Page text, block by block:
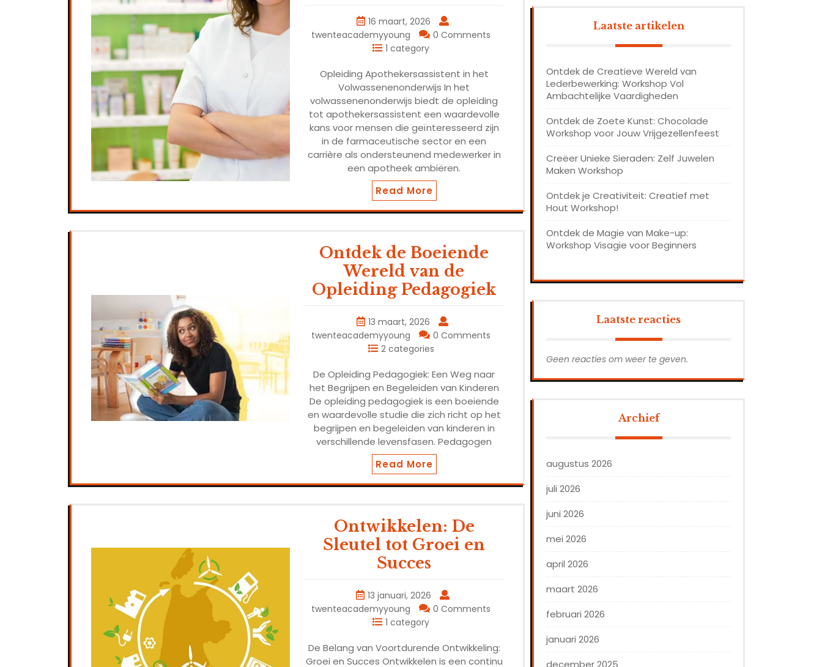
16 maart, 2026
twenteacademyyoung
0 Comments
1 category
Opleiding Apothekersassistent in het
Volwassenenonderwijs In het
volwassenenonderwijs biedt de opleiding
tot apothekersassistent een waardevolle
kans voor mensen die geïnteresseerd zijn
in de farmaceutische sector en een
carrière als ondersteunend medewerker in
een apotheek ambiëren.
Read More
Ontdek de Boeiende
Wereld van de
Opleiding Pedagogiek
13 maart, 2026
twenteacademyyoung
0 Comments
2 categories
De Opleiding Pedagogiek: Een Weg naar
het Begrijpen en Begeleiden van Kinderen
De opleiding pedagogiek is een boeiende
en waardevolle studie die zich richt op het
begrijpen en begeleiden van kinderen in
verschillende levensfasen. Pedagogen
Read More
Ontwikkelen: De
Sleutel tot Groei en
Succes
13 januari, 2026
twenteacademyyoung
0 Comments
1 category
De Belang van Voortdurende Ontwikkeling:
Groei en Succes Ontwikkelen is een continu
Laatste artikelen
Ontdek de Creatieve Wereld van
Lederbewerking: Workshop Vol
Ambachtelijke Vaardigheden
Ontdek de Zoete Kunst: Chocolade
Workshop voor Jouw Vrijgezellenfeest
Creëer Unieke Sieraden: Zelf Juwelen
Maken Workshop
Ontdek je Creativiteit: Creatief met
Hout Workshop!
Ontdek de Magie van Make-up:
Workshop Visagie voor Beginners
Laatste reacties
Geen reacties om weer te geven.
Archief
augustus 2026
juli 2026
juni 2026
mei 2026
april 2026
maart 2026
februari 2026
januari 2026